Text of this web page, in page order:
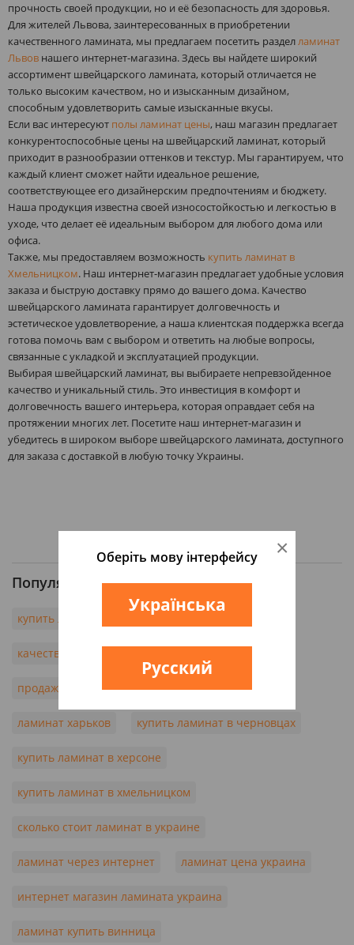
прочность своей продукции, но и её безопасность для здоровья.
Для жителей Львова, заинтересованных в приобретении
качественного ламината, мы предлагаем посетить разделламинат
Львов нашего интернет-магазина. Здесь вы найдете широкий
ассортимент швейцарского ламината, который отличается не
только высоким качеством, но и изысканным дизайном,
способным удовлетворить самые изысканные вкусы.
Если вас интересуют полы ламинат цены, наш магазин предлагает
конкурентоспособные цены на швейцарский ламинат, который
приходит в разнообразии оттенков и текстур. Мы гарантируем, что
каждый клиент сможет найти идеальное решение,
соответствующее его дизайнерским предпочтениям и бюджету.
Наша продукция известна своей износостойкостью и легкостью в
уходе, что делает её идеальным выбором для любого дома или
офиса.
Также, мы предоставляем возможность купить ламинат в
Хмельницком. Наш интернет-магазин предлагает удобные условия
заказа и быструю доставку прямо до вашего дома. Качество
швейцарского ламината гарантирует долговечность и
эстетическое удовлетворение, а наша клиентская поддержка всегда
готова помочь вам с выбором и ответить на любые вопросы,
связанные с укладкой и эксплуатацией продукции.
Выбирая швейцарский ламинат, вы выбираете непревзойденное
качество и уникальный стиль. Это инвестиция в комфорт и
долговечность вашего интерьера, которая оправдает себя на
протяжении многих лет. Посетите наш интернет-магазин и
убедитесь в широком выборе швейцарского ламината, доступного
для заказа с доставкой в любую точку Украины.
Популярные запросы
купить ламинат ламинат цена
качественный ламинат
продажа ламината купить ламинат в киеве
ламинат харьков купить ламинат в черновцах
купить ламинат в херсоне
купить ламинат в хмельницком
сколько стоит ламинат в украине
ламинат через интернет ламинат цена украина
интернет магазин ламината украина
ламинат купить винница
×
Оберіть мову інтерфейсу
Українська
Русский